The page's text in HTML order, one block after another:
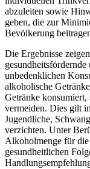
abzuleiten sowie
geben, die zur
Bevölkerung
Die Ergebnisse
unbedenklichen
alkoholische
Getränke
vermeiden. Dies gilt
Jugendliche,
verzichten. Unter
Alkoholmenge für
gesundheitlichen